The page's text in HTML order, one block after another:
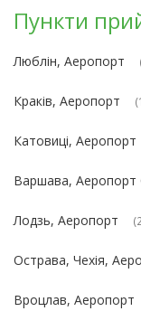
Пункти
Люблін, Аеропорт
Краків, Аеропорт
Катовиці, Аеропорт
Варшава, Аеропорт
Лодзь, Аеропорт
Острава, Чехія,
Вроцлав, Аеропорт